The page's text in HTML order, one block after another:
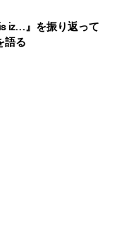
iz…』を振り返って
語る